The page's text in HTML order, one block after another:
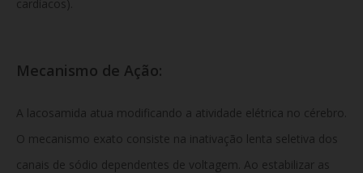
cardíacos).
Mecanismo de Ação:
A lacosamida atua modificando a atividade elétrica no cérebro.
O mecanismo exato consiste na inativação lenta seletiva dos
canais de sódio dependentes de voltagem. Ao estabilizar as